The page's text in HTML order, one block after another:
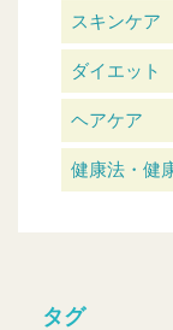
スキンケア
ダイエット
ヘアケア
健康法・健
タグ